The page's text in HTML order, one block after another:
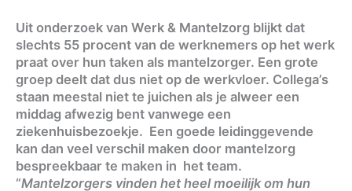
Uit onderzoek van Werk & Mantelzorg blijkt dat
slechts 55 procent van de werknemers op het werk
praat over hun taken als mantelzorger. Een grote
groep deelt dat dus niet op de werkvloer. Collega’s
staan meestal niet te juichen als je alweer een
middag afwezig bent vanwege een
ziekenhuisbezoekje. Een goede leidinggevende
kan dan veel verschil maken door mantelzorg
bespreekbaar te maken in het team.
“Mantelzorgers vinden het heel moeilijk om hun